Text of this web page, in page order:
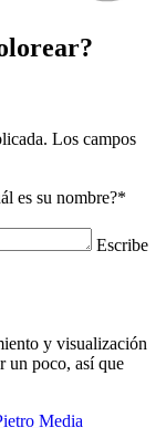
Los campos
es su nombre?*
Escribe
y visualización
un poco, así que
Media